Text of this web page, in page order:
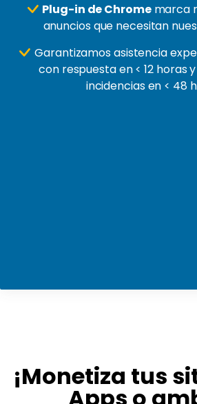
Plug-in de Chromemarca
anuncios que necesitan
Garantizamos asistencia
con respuesta en < 12 horas
incidencias en < 48
¡Monetiza tus